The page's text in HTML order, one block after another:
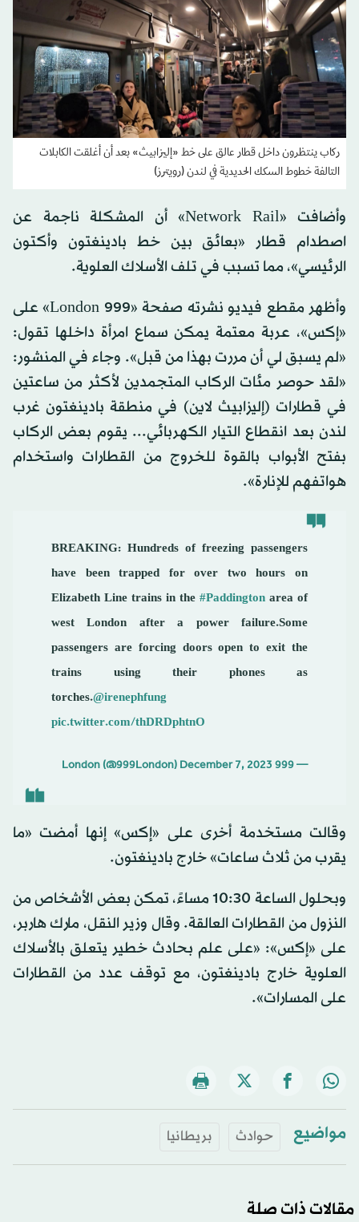
ركاب ينتظرون داخل قطار عالق على خط «إليزابيث» بعد أن أغلقت الكابلات
التالفة خطوط السكك الحديدية في لندن (رويترز)
وأضافت «Network Rail» أن المشكلة ناجمة عن
اصطدام قطار «بعائق بين خط بادينغتون وأكتون
الرئيسي»، مما تسبب في تلف الأسلاك العلوية.
وأظهر مقطع فيديو نشرته صفحة «999 London» على
«إكس»، عربة معتمة يمكن سماع امرأة داخلها تقول:
«لم يسبق لي أن مررت بهذا من قبل». وجاء في المنشور:
«لقد حوصر مئات الركاب المتجمدين لأكثر من ساعتين
في قطارات (إليزابيث لاين) في منطقة بادينغتون غرب
لندن بعد انقطاع التيار الكهربائي... يقوم بعض الركاب
بفتح الأبواب بالقوة للخروج من القطارات واستخدام
هواتفهم للإنارة».
BREAKING: Hundreds of freezing passengers
have been trapped for over two hours on
Elizabeth Line trains in the #Paddington area of
west London after a power failure.Some
passengers are forcing doors open to exit the
trains using their phones as
torches.@irenephfung
pic.twitter.com/thDRDphtnO
— 999 London (@999London)
December 7, 2023
وقالت مستخدمة أخرى على «إكس» إنها أمضت «ما
يقرب من ثلاث ساعات» خارج بادينغتون.
وبحلول الساعة 10:30 مساءً، تمكن بعض الأشخاص من
النزول من القطارات العالقة. وقال وزير النقل، مارك هاربر،
على «إكس»: «على علم بحادث خطير يتعلق بالأسلاك
العلوية خارج بادينغتون، مع توقف عدد من القطارات
على المسارات».
مواضيع حوادث بريطانيا
مقالات ذات صلة